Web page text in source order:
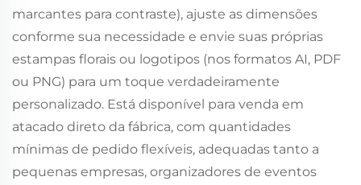
marcantes para contraste), ajuste as dimensões
conforme sua necessidade e envie suas próprias
estampas florais ou logotipos (nos formatos AI, PDF
ou PNG) para um toque verdadeiramente
personalizado. Está disponível para venda em
atacado direto da fábrica, com quantidades
mínimas de pedido flexíveis, adequadas tanto a
pequenas empresas, organizadores de eventos